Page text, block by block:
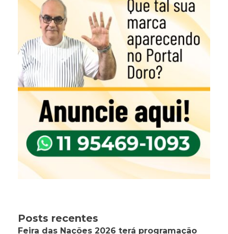
Posts recentes
Feira das Nações 2026 terá programação